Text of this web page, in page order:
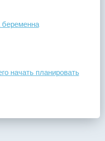
беременна
начать планировать